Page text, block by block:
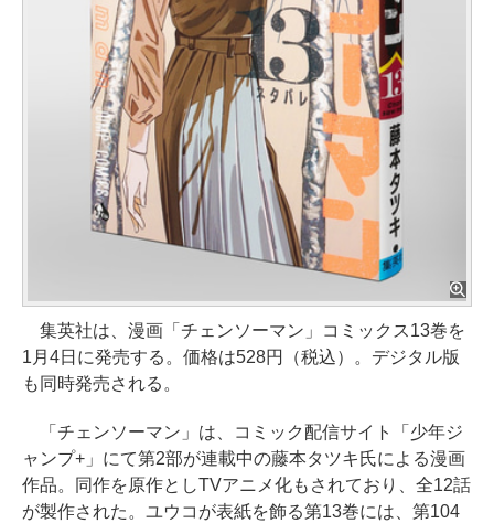
集英社は、漫画「チェンソーマン」コミックス13巻を
1月4日に発売する。価格は528円（税込）。デジタル版
も同時発売される。
「チェンソーマン」は、コミック配信サイト「少年ジ
ャンプ+」にて第2部が連載中の藤本タツキ氏による漫画
作品。同作を原作としTVアニメ化もされており、全12話
が製作された。ユウコが表紙を飾る第13巻には、第104